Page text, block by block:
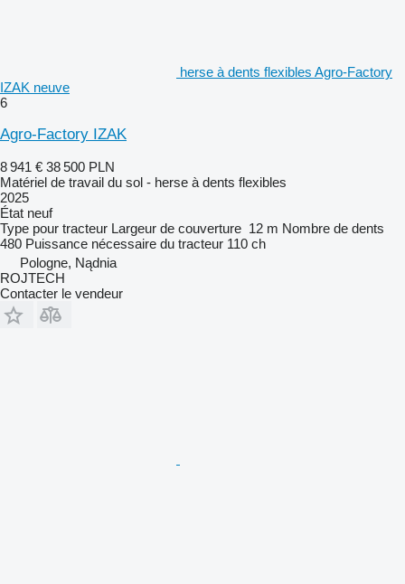
herse à dents flexibles Agro-Factory
IZAK neuve
6
Agro-Factory IZAK
8 941 € 38 500 PLN
Matériel de travail du sol - herse à dents flexibles
2025
État neuf
Type pour tracteur Largeur de couverture 12 m Nombre de dents
480 Puissance nécessaire du tracteur 110 ch
Pologne, Nądnia
ROJTECH
Contacter le vendeur